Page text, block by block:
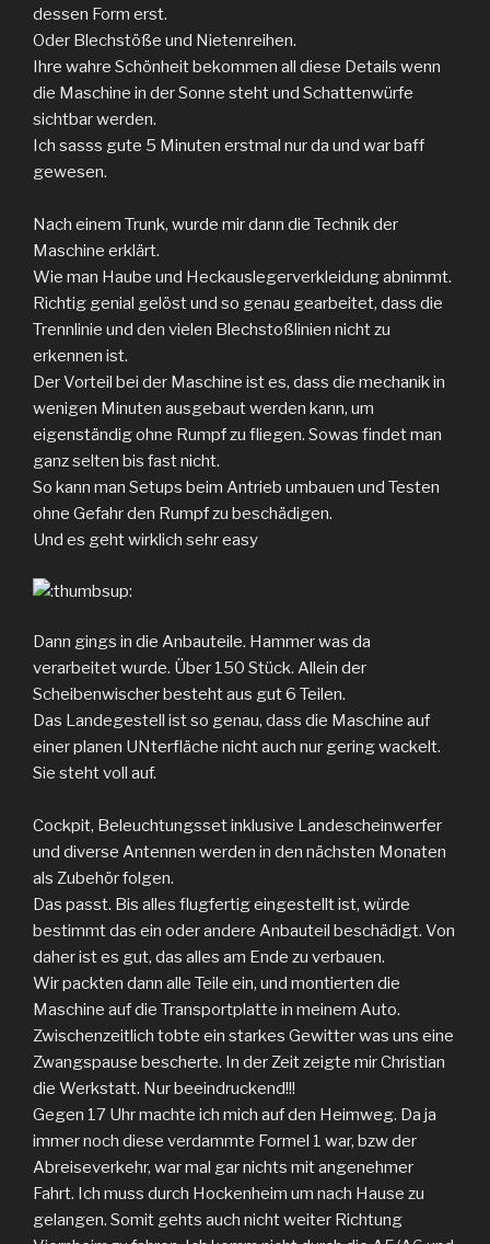
dessen Form erst.
Oder Blechstöße und Nietenreihen.
Ihre wahre Schönheit bekommen all diese Details wenn
die Maschine in der Sonne steht und Schattenwürfe
sichtbar werden.
Ich sasss gute 5 Minuten erstmal nur da und war baff
gewesen.
Nach einem Trunk, wurde mir dann die Technik der
Maschine erklärt.
Wie man Haube und Heckauslegerverkleidung abnimmt.
Richtig genial gelöst und so genau gearbeitet, dass die
Trennlinie und den vielen Blechstoßlinien nicht zu
erkennen ist.
Der Vorteil bei der Maschine ist es, dass die mechanik in
wenigen Minuten ausgebaut werden kann, um
eigenständig ohne Rumpf zu fliegen. Sowas findet man
ganz selten bis fast nicht.
So kann man Setups beim Antrieb umbauen und Testen
ohne Gefahr den Rumpf zu beschädigen.
Und es geht wirklich sehr easy
Dann gings in die Anbauteile. Hammer was da
verarbeitet wurde. Über 150 Stück. Allein der
Scheibenwischer besteht aus gut 6 Teilen.
Das Landegestell ist so genau, dass die Maschine auf
einer planen UNterfläche nicht auch nur gering wackelt.
Sie steht voll auf.
Cockpit, Beleuchtungsset inklusive Landescheinwerfer
und diverse Antennen werden in den nächsten Monaten
als Zubehör folgen.
Das passt. Bis alles flugfertig eingestellt ist, würde
bestimmt das ein oder andere Anbauteil beschädigt. Von
daher ist es gut, das alles am Ende zu verbauen.
Wir packten dann alle Teile ein, und montierten die
Maschine auf die Transportplatte in meinem Auto.
Zwischenzeitlich tobte ein starkes Gewitter was uns eine
Zwangspause bescherte. In der Zeit zeigte mir Christian
die Werkstatt. Nur beeindruckend!!!
Gegen 17 Uhr machte ich mich auf den Heimweg. Da ja
immer noch diese verdammte Formel 1 war, bzw der
Abreiseverkehr, war mal gar nichts mit angenehmer
Fahrt. Ich muss durch Hockenheim um nach Hause zu
gelangen. Somit gehts auch nicht weiter Richtung